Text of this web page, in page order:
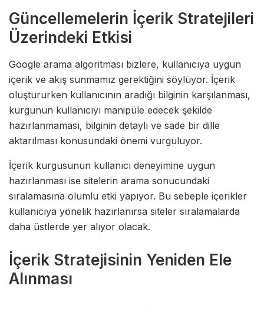
Güncellemelerin İçerik Stratejileri
Üzerindeki Etkisi
Google arama algoritması bizlere, kullanıcıya uygun
içerik ve akış sunmamız gerektiğini söylüyor. İçerik
oluştururken kullanıcının aradığı bilginin karşılanması,
kurgunun kullanıcıyı manipüle edecek şekilde
hazırlanmaması, bilginin detaylı ve sade bir dille
aktarılması konusundaki önemi vurguluyor.
İçerik kurgusunun kullanıcı deneyimine uygun
hazırlanması ise sitelerin arama sonucundaki
sıralamasına olumlu etki yapıyor. Bu sebeple içerikler
kullanıcıya yönelik hazırlanırsa siteler sıralamalarda
daha üstlerde yer alıyor olacak.
İçerik Stratejisinin Yeniden Ele
Alınması